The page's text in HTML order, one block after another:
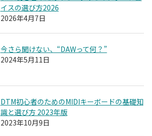
イスの選び方2026
2026年4月7日
今さら聞けない、“DAWって何？”
2024年5月11日
DTM初心者のためのMIDIキーボードの基礎知
識と選び方 2023年版
2023年10月9日